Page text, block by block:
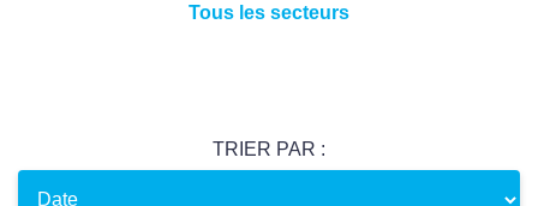
Tous les secteurs
TRIER PAR :